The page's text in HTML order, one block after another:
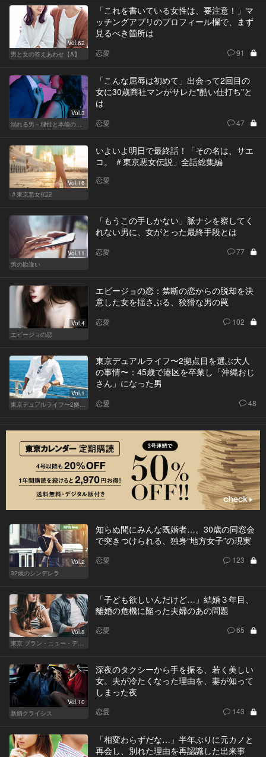
Vol.62
男と女の答えあわせ【A】
「これを書いている女性は、要注意！」マ
ッチングアプリのプロフィール欄で、まず
見るべき箇所は
恋愛 91
Vol.3
溺れる男～理性と本能のあいだで～
「こんな屈辱は初めて」出会って2回目の
女に30歳商社マンがサレた"酷い仕打ち"と
は
恋愛 47
Vol.16
＃東京悪女伝説
いよいよ明日で最終話！「その名は、サエ
コ。 ＃東京悪女伝説」全話総集編
恋愛
Vol.11
男の勘違い
「もうこの手しかない」脈ナシを察してく
れない男に、女がとった最終手段とは
恋愛 77
Vol.4
エビージョの恋
エビージョの恋：禁断の恋からの脱却を決
意した女を揺さぶる、狡猾な男の罠
恋愛 102
Vol.1
東京デュアルライフ〜2拠点目を選ぶ大人の事情〜
東京デュアルライフ〜2拠点目を選ぶ大人
の事情〜：45歳で港区を卒業し「沖縄おじ
さん」になった男
恋愛 48
Vol.2
32歳のシンデレラ
知らぬ間にみんな既婚者…。30歳の同窓会
で突きつけられる、独身“地方女子”の現実
恋愛 123
Vol.8
「子ども欲しいんだけど…」結婚３年目、
離婚の危機に陥った夫婦のあの問題
恋愛 65
Vol.10
新婚クライシス
深夜のタクシーから手を振る、若く美しい
女。夫が冷たくなった理由を、妻が知って
しまった夜
恋愛 143
「相変わらずだな…」半年ぶりに元カノと
再会し、別れた理由を再認識した出来事